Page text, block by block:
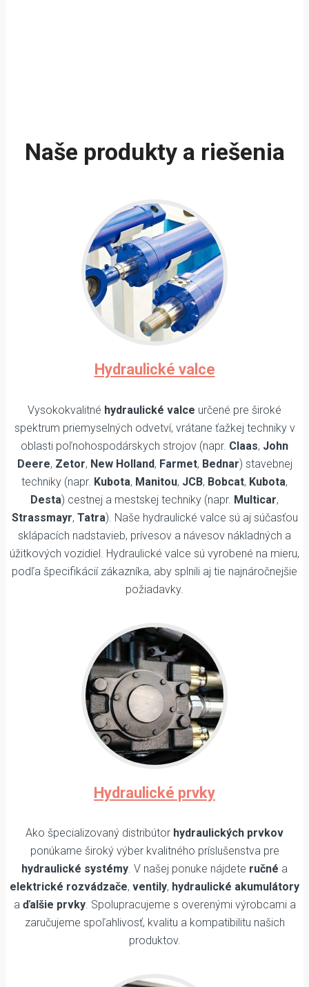
Naše produkty a riešenia
Hydraulické valce
Vysokokvalitné hydraulické valce určené pre široké
spektrum priemyselných odvetví, vrátane ťažkej techniky v
oblasti poľnohospodárskych strojov (napr. Claas, John
Deere, Zetor, New Holland, Farmet, Bednar) stavebnej
techniky (napr. Kubota, Manitou, JCB, Bobcat, Kubota,
Desta) cestnej a mestskej techniky (napr. Multicar,
Strassmayr, Tatra). Naše hydraulické valce sú aj súčasťou
sklápacích nadstavieb, prívesov a návesov nákladných a
úžitkových vozidiel. Hydraulické valce sú vyrobené na mieru,
podľa špecifikácií zákazníka, aby splnili aj tie najnáročnejšie
požiadavky.
Hydraulické prvky
Ako špecializovaný distribútor hydraulických prvkov
ponúkame široký výber kvalitného príslušenstva pre
hydraulické systémy. V našej ponuke nájdete ručné a
elektrické rozvádzače, ventily, hydraulické akumulátory
a ďalšie prvky. Spolupracujeme s overenými výrobcami a
zaručujeme spoľahlivosť, kvalitu a kompatibilitu našich
produktov.